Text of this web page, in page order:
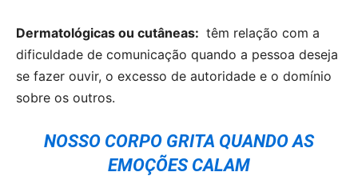
Dermatológicas ou cutâneas: têm relação com a
dificuldade de comunicação quando a pessoa deseja
se fazer ouvir, o excesso de autoridade e o domínio
sobre os outros.
NOSSO CORPO GRITA QUANDO AS
EMOÇÕES CALAM